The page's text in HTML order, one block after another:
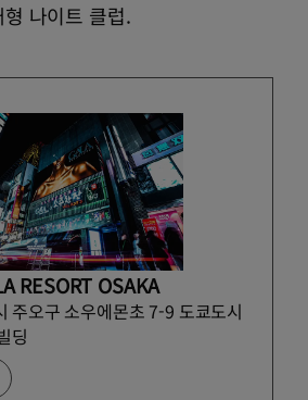
나이트 클럽.
RESORT OSAKA
주오구 소우에몬초 7-9 도쿄도시
딩